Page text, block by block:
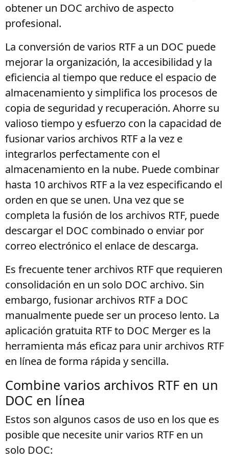
obtener un DOC archivo de aspecto
profesional.
La conversión de varios RTF a un DOC puede
mejorar la organización, la accesibilidad y la
eficiencia al tiempo que reduce el espacio de
almacenamiento y simplifica los procesos de
copia de seguridad y recuperación. Ahorre su
valioso tiempo y esfuerzo con la capacidad de
fusionar varios archivos RTF a la vez e
integrarlos perfectamente con el
almacenamiento en la nube. Puede combinar
hasta 10 archivos RTF a la vez especificando el
orden en que se unen. Una vez que se
completa la fusión de los archivos RTF, puede
descargar el DOC combinado o enviar por
correo electrónico el enlace de descarga.
Es frecuente tener archivos RTF que requieren
consolidación en un solo DOC archivo. Sin
embargo, fusionar archivos RTF a DOC
manualmente puede ser un proceso lento. La
aplicación gratuita RTF to DOC Merger es la
herramienta más eficaz para unir archivos RTF
en línea de forma rápida y sencilla.
Combine varios archivos RTF en un
DOC en línea
Estos son algunos casos de uso en los que es
posible que necesite unir varios RTF en un
solo DOC: